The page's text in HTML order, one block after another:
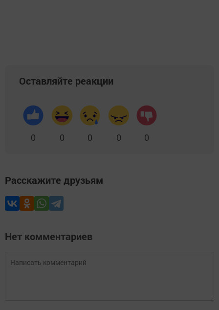
Оставляйте реакции
0 0 0 0 0
Расскажите друзьям
Нет комментариев